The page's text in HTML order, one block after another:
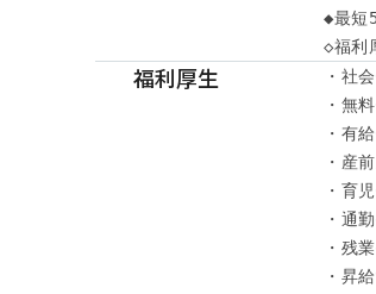
◆最短
◇福利
福利厚生
・社
・無
・有
・産
・育
・通
・残
・昇